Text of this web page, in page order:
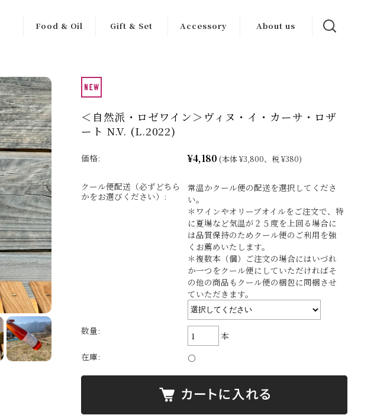
ン
テ
ン
ン
Food & Oil
バルサミコ酢
瓶詰め食材
チョコレート
生産者一覧
Gift & Set Accessory About us
＜自然派・ロゼワイン＞ヴィヌ・イ・カーサ・ロザ
ート N.V. (L.2022)
価格: ¥4,180 (本体 ¥3,800、税 ¥380)
クール便配送（必ずどちら
かをお選びください）:
常温かクール便の配送を選択してくださ
い。
＊ワインやオリーブオイルをご注文で、特
に夏場など気温が２５度を上回る場合に
は品質保持のためクール便のご利用を強
くお薦めいたします。
＊複数本（個）ご注文の場合にはいづれ
か一つをクール便にしていただければそ
の他の商品もクール便の梱包に同梱させ
ていただきます。
数量:
本
在庫:
○